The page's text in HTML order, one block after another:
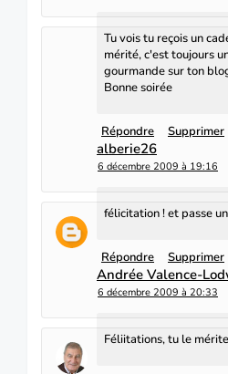
Tu vois tu reçois un
mérité, c'est toujours
gourmande sur ton
Bonne soirée
Répondre Supprimer
alberie26
6 décembre 2009 à 19:16
félicitation ! et passe
Répondre Supprimer
Andrée Valence-
6 décembre 2009 à 20:33
Féliitations, tu le